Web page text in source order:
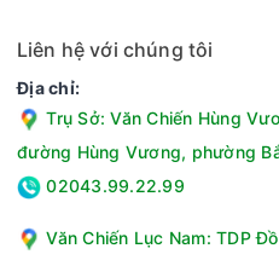
Liên hệ với chúng tôi
Địa chỉ:
Trụ Sở: Văn Chiến Hùng
đường Hùng Vương, phường
02043.99.22.99
Văn Chiến Lục Nam: TDP